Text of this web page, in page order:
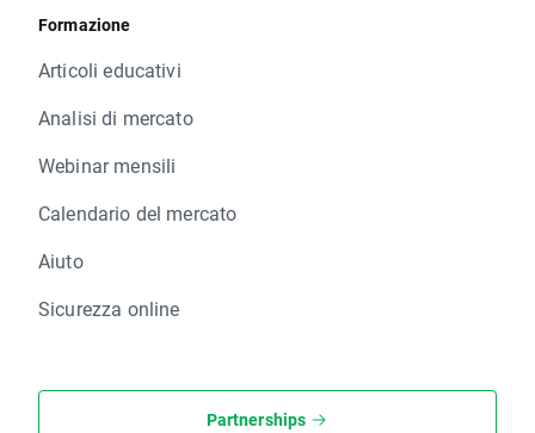
Formazione
Articoli educativi
Analisi di mercato
Webinar mensili
Calendario del mercato
Aiuto
Sicurezza online
Partnerships